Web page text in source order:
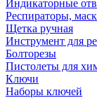
Индикаторные
Респираторы,
Щетка ручная
Инструмент для
Болторезы
Пистолеты для
Ключи
Наборы ключей